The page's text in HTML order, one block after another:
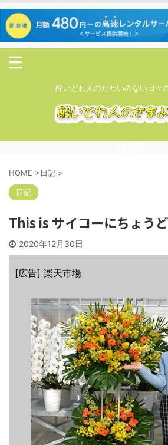
酔いどれ人のたわいのない日々
HOME >日記 >
日記
This is サイコーにちょう
2020年12月30日
[広告] 楽天市場